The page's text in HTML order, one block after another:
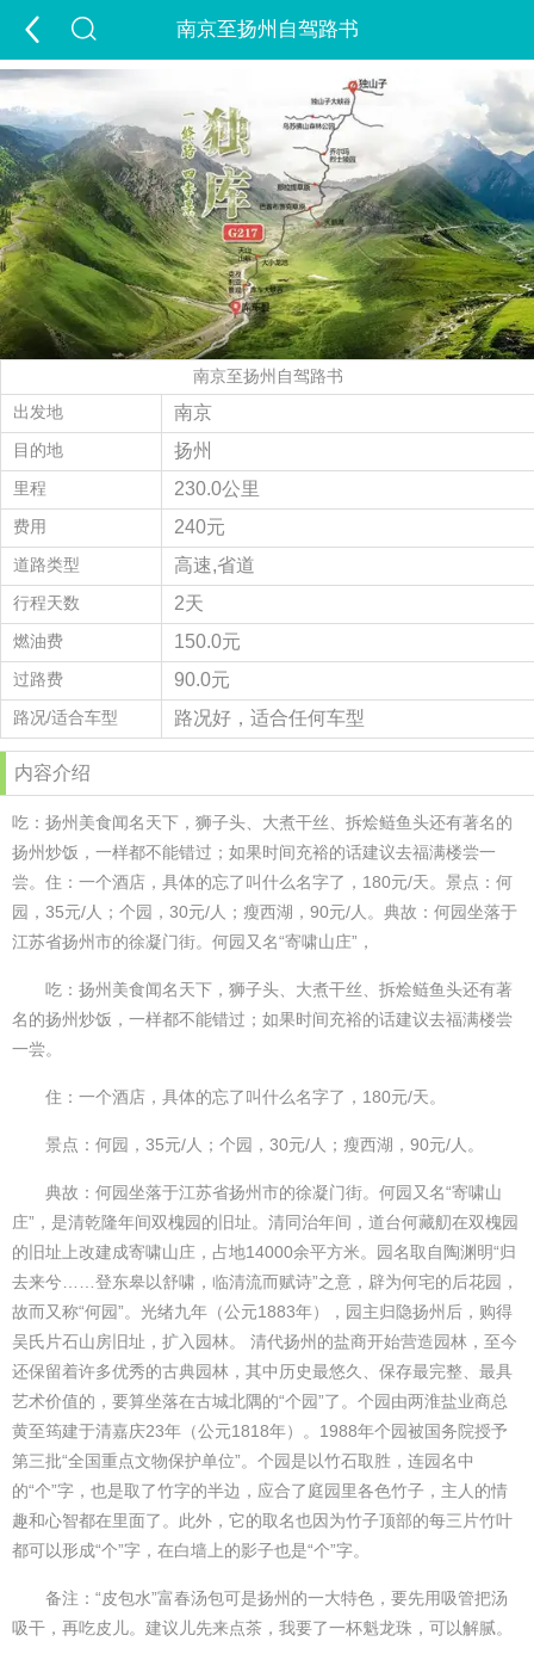
南京至扬州自驾路书
定制游
出疆游 包车游 跟团游
夏令营 夕阳红 租车
景点 签证 酒店
精彩游记 旅行攻略 走进新疆
经营许可证 当地玩乐 会员中心
旅游问答
南京至扬州自驾路书
出发地
南京
目的地 扬州
里程 230.0公里
费用 240元
道路类型 高速,省道
行程天数 2天
燃油费 150.0元
过路费 90.0元
路况/适合车型 路况好，适合任何车型
内容介绍
吃：扬州美食闻名天下，狮子头、大煮干丝、拆烩鲢鱼头还有著名的
扬州炒饭，一样都不能错过；如果时间充裕的话建议去福满楼尝一
尝。住：一个酒店，具体的忘了叫什么名字了，180元/天。景点：何
园，35元/人；个园，30元/人；瘦西湖，90元/人。典故：何园坐落于
江苏省扬州市的徐凝门街。何园又名“寄啸山庄”，
吃：扬州美食闻名天下，狮子头、大煮干丝、拆烩鲢鱼头还有著
名的扬州炒饭，一样都不能错过；如果时间充裕的话建议去福满楼尝
一尝。
住：一个酒店，具体的忘了叫什么名字了，180元/天。
景点：何园，35元/人；个园，30元/人；瘦西湖，90元/人。
典故：何园坐落于江苏省扬州市的徐凝门街。何园又名“寄啸山
庄”，是清乾隆年间双槐园的旧址。清同治年间，道台何藏舠在双槐园
的旧址上改建成寄啸山庄，占地14000余平方米。园名取自陶渊明“归
去来兮……登东皋以舒啸，临清流而赋诗”之意，辟为何宅的后花园，
故而又称“何园”。光绪九年（公元1883年），园主归隐扬州后，购得
吴氏片石山房旧址，扩入园林。 清代扬州的盐商开始营造园林，至今
还保留着许多优秀的古典园林，其中历史最悠久、保存最完整、最具
艺术价值的，要算坐落在古城北隅的“个园”了。个园由两淮盐业商总
黄至筠建于清嘉庆23年（公元1818年）。1988年个园被国务院授予
第三批“全国重点文物保护单位”。个园是以竹石取胜，连园名中
的“个”字，也是取了竹字的半边，应合了庭园里各色竹子，主人的情
趣和心智都在里面了。此外，它的取名也因为竹子顶部的每三片竹叶
都可以形成“个”字，在白墙上的影子也是“个”字。
备注：“皮包水”富春汤包可是扬州的一大特色，要先用吸管把汤
吸干，再吃皮儿。建议儿先来点茶，我要了一杯魁龙珠，可以解腻。